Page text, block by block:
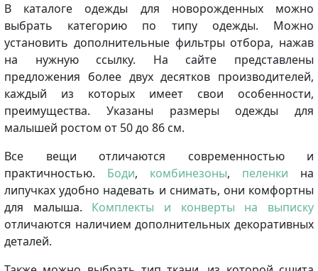
В каталоге одежды для новорожденных можно
выбрать категорию по типу одежды. Можно
установить дополнительные фильтры отбора, нажав
на нужную ссылку. На сайте представлены
предложения более двух десятков производителей,
каждый из которых имеет свои особенности,
преимущества. Указаны размеры одежды для
малышей ростом от 50 до 86 см.
Все вещи отличаются современностью и
практичностью. Боди, комбинезоны, пеленки на
липучках удобно надевать и снимать, они комфортны
для малыша. Комплекты и конверты на выписку
отличаются наличием дополнительных декоративных
деталей.